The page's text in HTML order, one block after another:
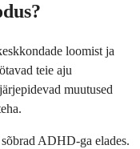
loomist ja
teie aju
muutused
ADHD-ga elades.